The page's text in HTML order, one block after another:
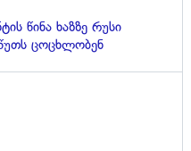
წინა ხაზზე რუსი
ცოცხლობენ